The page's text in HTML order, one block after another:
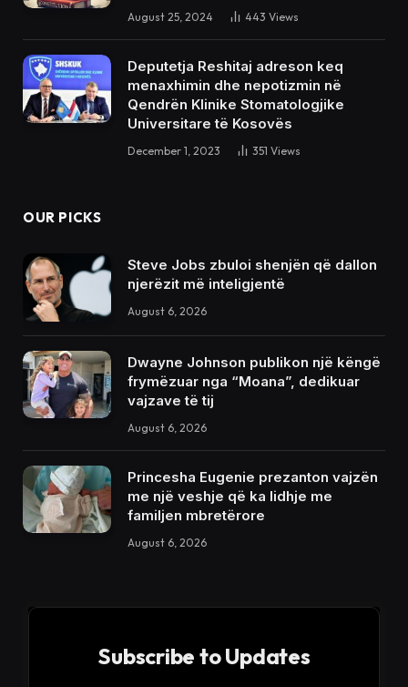
August 25, 2024 443 Views
Deputetja Reshitaj adreson keq
menaxhimin dhe nepotizmin në
Qendrën Klinike Stomatologjike
Universitare të Kosovës
December 1, 2023 351 Views
OUR PICKS
Steve Jobs zbuloi shenjën që dallon
njerëzit më inteligjentë
August 6, 2026
Dwayne Johnson publikon një këngë
frymëzuar nga “Moana”, dedikuar
vajzave të tij
August 6, 2026
Princesha Eugenie prezanton vajzën
me një veshje që ka lidhje me
familjen mbretërore
August 6, 2026
Subscribe to Updates